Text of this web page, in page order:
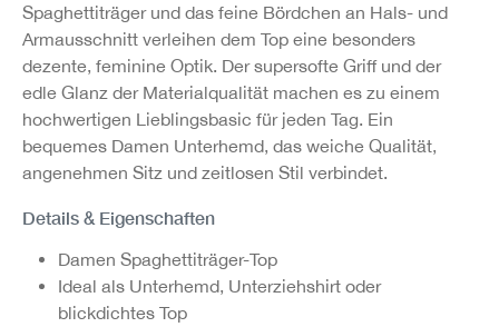
Spaghettiträger und das feine Bördchen an Hals- und
Armausschnitt verleihen dem Top eine besonders
dezente, feminine Optik. Der supersofte Griff und der
edle Glanz der Materialqualität machen es zu einem
hochwertigen Lieblingsbasic für jeden Tag. Ein
bequemes Damen Unterhemd, das weiche Qualität,
angenehmen Sitz und zeitlosen Stil verbindet.
Details & Eigenschaften
Damen Spaghettiträger-Top
Ideal als Unterhemd, Unterziehshirt oder
blickdichtes Top